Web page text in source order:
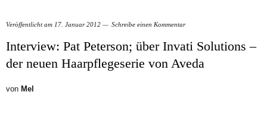
Veröffentlicht am 17. Januar 2012 Schreibe einen Kommentar
Interview: Pat Peterson; über Invati Solutions –
der neuen Haarpflegeserie von Aveda
von Mel